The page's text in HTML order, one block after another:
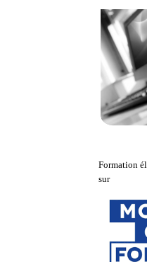
Formation
sur